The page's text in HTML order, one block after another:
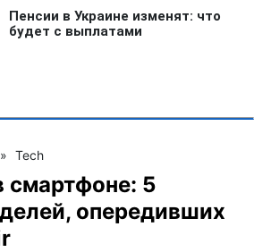
» Tech
смартфоне: 5
опередивших